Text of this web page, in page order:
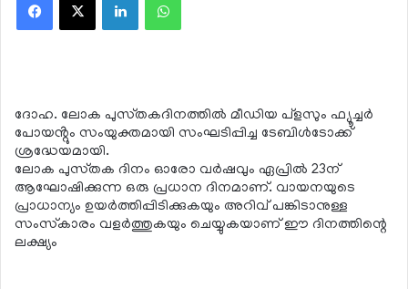
ദോഹ. ലോക പുസ്‌തകദിനത്തിൽ മീഡിയ പ്ളസും ഫ്യൂച്ചർ
പോയൻ്റും സംയുക്തമായി സംഘടിപ്പിച്ച ടേബിൾടോക്ക്
ശ്രദ്ധേയമായി.
ലോക പുസ്‌തക ദിനം ഓരോ വർഷവും ഏപ്രിൽ 23ന്
ആഘോഷിക്കുന്ന ഒരു പ്രധാന ദിനമാണ്. വായനയുടെ
പ്രാധാന്യം ഉയർത്തിപ്പിടിക്കുകയും അറിവ് പങ്കിടാനുള്ള
സംസ്‌കാരം വളർത്തുകയും ചെയ്യുകയാണ് ഈ ദിനത്തിന്റെ
ലക്ഷ്യം